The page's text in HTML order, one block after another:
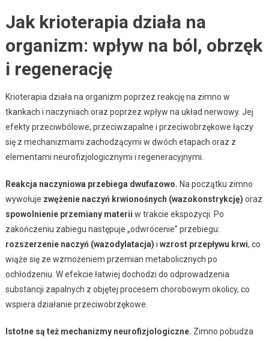
Jak krioterapia działa na
organizm: wpływ na ból, obrzęk
i regenerację
Krioterapia działa na organizm poprzez reakcję na zimno w
tkankach i naczyniach oraz poprzez wpływ na układ nerwowy. Jej
efekty przeciwbólowe, przeciwzapalne i przeciwobrzękowe łączy
się z mechanizmami zachodzącymi w dwóch etapach oraz z
elementami neurofizjologicznymi i regeneracyjnymi.
Reakcja naczyniowa przebiega dwufazowo. Na początku zimno
wywołuje zwężenie naczyń krwionośnych (wazokonstrykcję) oraz
spowolnienie przemiany materii w trakcie ekspozycji. Po
zakończeniu zabiegu następuje „odwrócenie” przebiegu:
rozszerzenie naczyń (wazodylatacja) i wzrost przepływu krwi, co
wiąże się ze wzmożeniem przemian metabolicznych po
ochłodzeniu. W efekcie łatwiej dochodzi do odprowadzenia
substancji zapalnych z objętej procesem chorobowym okolicy, co
wspiera działanie przeciwobrzękowe.
Istotne są też mechanizmy neurofizjologiczne. Zimno pobudza